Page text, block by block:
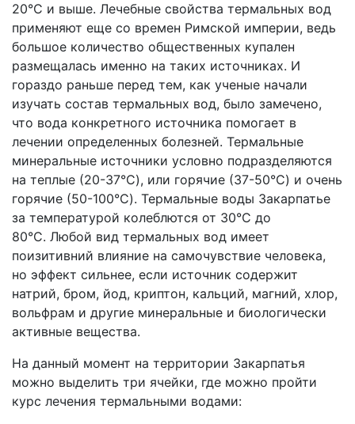
20°С и выше. Лечебные свойства термальных вод
применяют еще со времен Римской империи, ведь
большое количество общественных купален
размещалась именно на таких источниках. И
гораздо раньше перед тем, как ученые начали
изучать состав термальных вод, было замечено,
что вода конкретного источника помогает в
лечении определенных болезней. Термальные
минеральные источники условно подразделяются
на теплые (20-37°C), или горячие (37-50°C) и очень
горячие (50-100°C). Термальные воды Закарпатье
за ​​температурой колеблются от 30°С до
80°С. Любой вид термальных вод имеет
поизитивний влияние на самочувствие человека,
но эффект сильнее, если источник содержит
натрий, бром, йод, криптон, кальций, магний, хлор,
вольфрам и другие минеральные и биологически
активные вещества.
На данный момент на территории Закарпатья
можно выделить три ячейки, где можно пройти
курс лечения термальными водами: